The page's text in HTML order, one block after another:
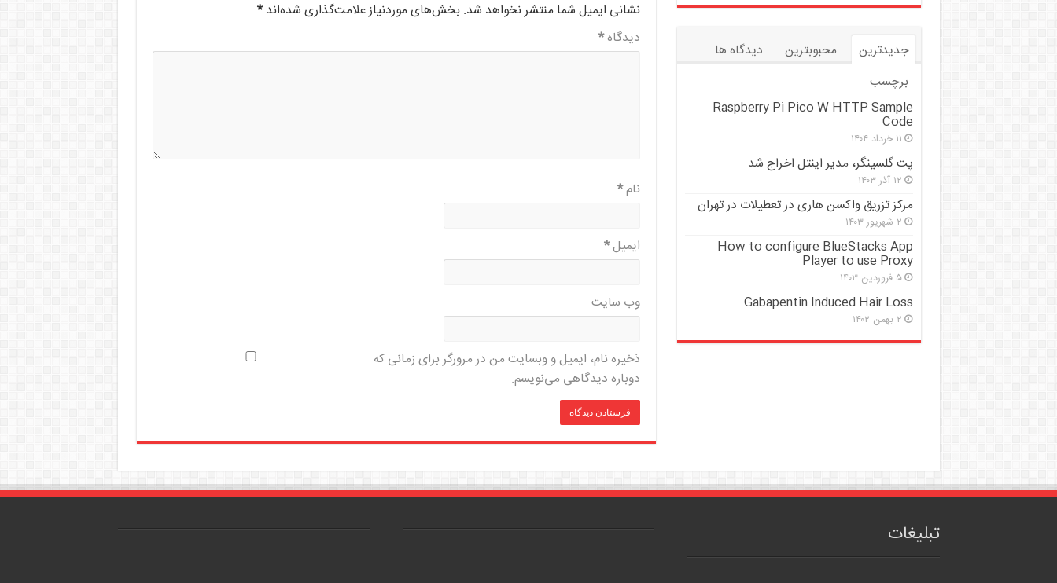
نشانی ایمیل شما منتشر نخواهد شد. بخش‌های موردنیاز علامت‌گذاری شده‌اند*
دیدگاه*
نام*
ایمیل*
وب‌ سایت
ذخیره نام، ایمیل و وبسایت من در مرورگر برای زمانی که
دوباره دیدگاهی می‌نویسم.
جدیدترین محبوبترین
دیدگاه ها
برچسب
Raspberry Pi Pico W HTTP Sample
Code
۱۱ خرداد ۱۴۰۴
پت گلسینگر، مدیر اینتل اخراج شد
۱۲ آذر ۱۴۰۳
مرکز تزریق واکسن هاری در تعطیلات در تهران
۲ شهریور ۱۴۰۳
How to configure BlueStacks App
Player to use Proxy
۵ فروردین ۱۴۰۳
Gabapentin Induced Hair Loss
۲ بهمن ۱۴۰۲
تبلیغات